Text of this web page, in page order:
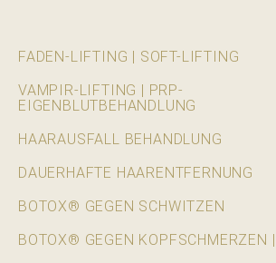
FADEN-LIFTING | SOFT-LIFTING
VAMPIR-LIFTING | PRP-
EIGENBLUTBEHANDLUNG
HAARAUSFALL BEHANDLUNG
DAUERHAFTE HAARENTFERNUNG
BOTOX® GEGEN SCHWITZEN
BOTOX® GEGEN KOPFSCHMERZEN